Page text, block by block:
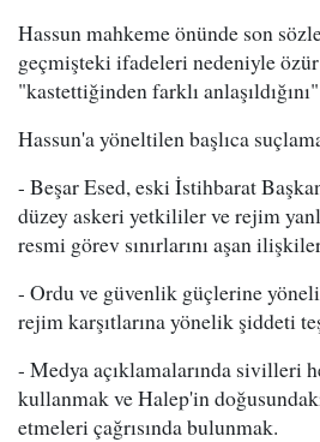
Hassun mahkeme önünde son
geçmişteki ifadeleri nedeniyle
"kastettiğinden farklı
Hassun'a yöneltilen başlıca
- Beşar Esed, eski İstihbarat
düzey askeri yetkililer ve rejim
resmi görev sınırlarını aşan
- Ordu ve güvenlik güçlerine
rejim karşıtlarına yönelik şiddeti
- Medya açıklamalarında sivilleri
kullanmak ve Halep'in
etmeleri çağrısında bulunmak.